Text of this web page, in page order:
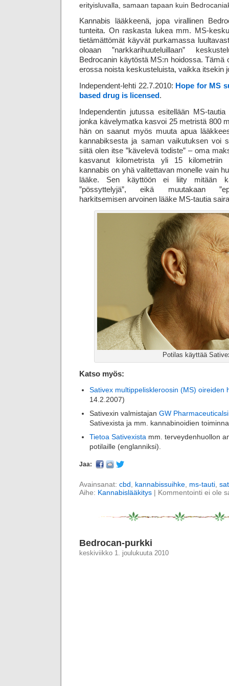
erityisluvalla, samaan tapaan kuin
Kannabis lääkkeenä, jopa virallinen
tunteita. On raskasta lukea mm. MS-
tietämättömät käyvät purkamassa
oloaan ”narkkarihuuteluillaan”
Bedrocanin käytöstä MS:n hoidossa. Tämä
erossa noista keskusteluista, vaikka itsekin
Independent-lehti 22.7.2010: Hope for MS
based drug is licensed .
Independentin jutussa esitellään MS-
jonka kävelymatka kasvoi 25 metristä 800
hän on saanut myös muuta apua
kannabiksesta ja saman vaikutuksen voi
siitä olen itse ”kävelevä todiste” – oma
kasvanut kilometrista yli 15 kilometriin
kannabis on yhä valitettavan monelle vain
lääke. Sen käyttöön ei liity mitään
”pössyttelyjä”, eikä muutakaan
harkitsemisen arvoinen lääke MS-tautia
Potilas käyttää
Katso myös:
Sativex multippeliskleroosin (MS) oireiden
14.2.2007)
Sativexin valmistajan GW
Sativexista ja mm. kannabinoidien
Tietoa Sativexista mm. terveydenhuollon
potilaille (englanniksi).
Jaa:
Avainsanat: cbd, kannabissuihke, ms-tauti,
Aihe: Kannabislääkitys | Kommentointi ei ole
Bedrocan-purkki
keskiviikko 1. joulukuuta 2010